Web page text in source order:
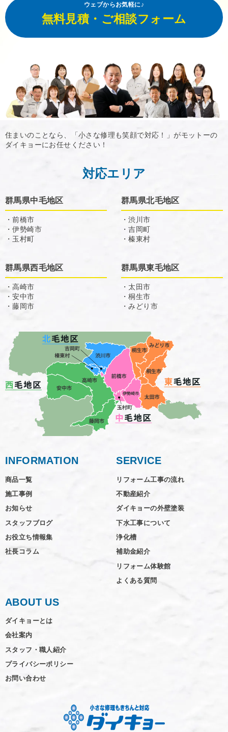
ウェブからお気軽に♪
無料見積・ご相談フォーム
住まいのことなら、「小さな修理も笑顔で対応！」がモットーの
ダイキョーにお任せください！
対応エリア
群馬県中毛地区
・前橋市
・伊勢崎市
・玉村町
群馬県北毛地区
・渋川市
・吉岡町
・榛東村
群馬県西毛地区
・高崎市
・安中市
・藤岡市
群馬県東毛地区
・太田市
・桐生市
・みどり市
INFORMATION
商品一覧
施工事例
お知らせ
スタッフブログ
お役立ち情報集
社長コラム
SERVICE
リフォーム工事の流れ
不動産紹介
ダイキョーの外壁塗装
下水工事について
浄化槽
補助金紹介
リフォーム体験館
よくある質問
ABOUT US
ダイキョーとは
会社案内
スタッフ・職人紹介
プライバシーポリシー
お問い合わせ